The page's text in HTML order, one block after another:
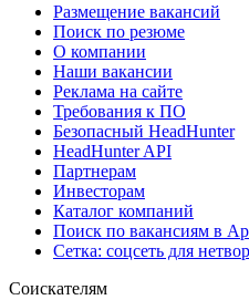
Размещение вакансий
Поиск по резюме
О компании
Наши вакансии
Реклама на сайте
Требования к ПО
Безопасный HeadHunter
HeadHunter API
Партнерам
Инвесторам
Каталог компаний
Поиск по вакансиям в
Сетка: соцсеть для
Соискателям